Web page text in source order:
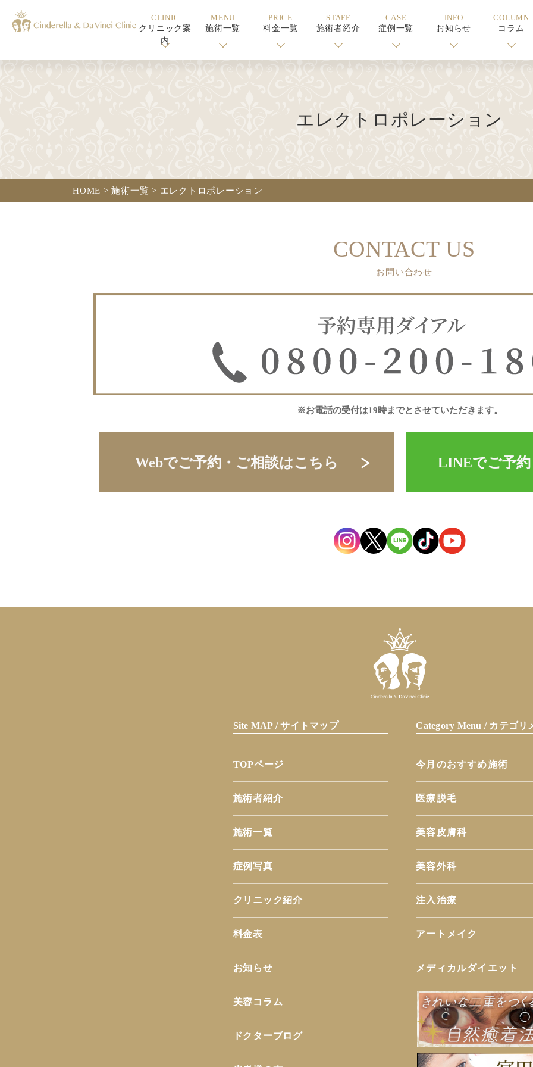
CLINIC
クリニック案
内
MENU
施術一覧
PRICE
料金一覧
STAFF
施術者紹介
CASE
症例一覧
INFO
お知らせ
COLUMN
コラム
エレクトロポレーション
HOME >施術一覧 > エレクトロポレーション
CONTACT US
お問い合わせ
※お電話の受付は19時までとさせていただきます。
Site MAP / サイトマップ
TOPページ
施術者紹介
施術一覧
症例写真
クリニック紹介
料金表
お知らせ
美容コラム
ドクターブログ
Category Menu / カテゴリ
今月のおすすめ施術
医療脱毛
美容皮膚科
美容外科
注入治療
アートメイク
メディカルダイエット